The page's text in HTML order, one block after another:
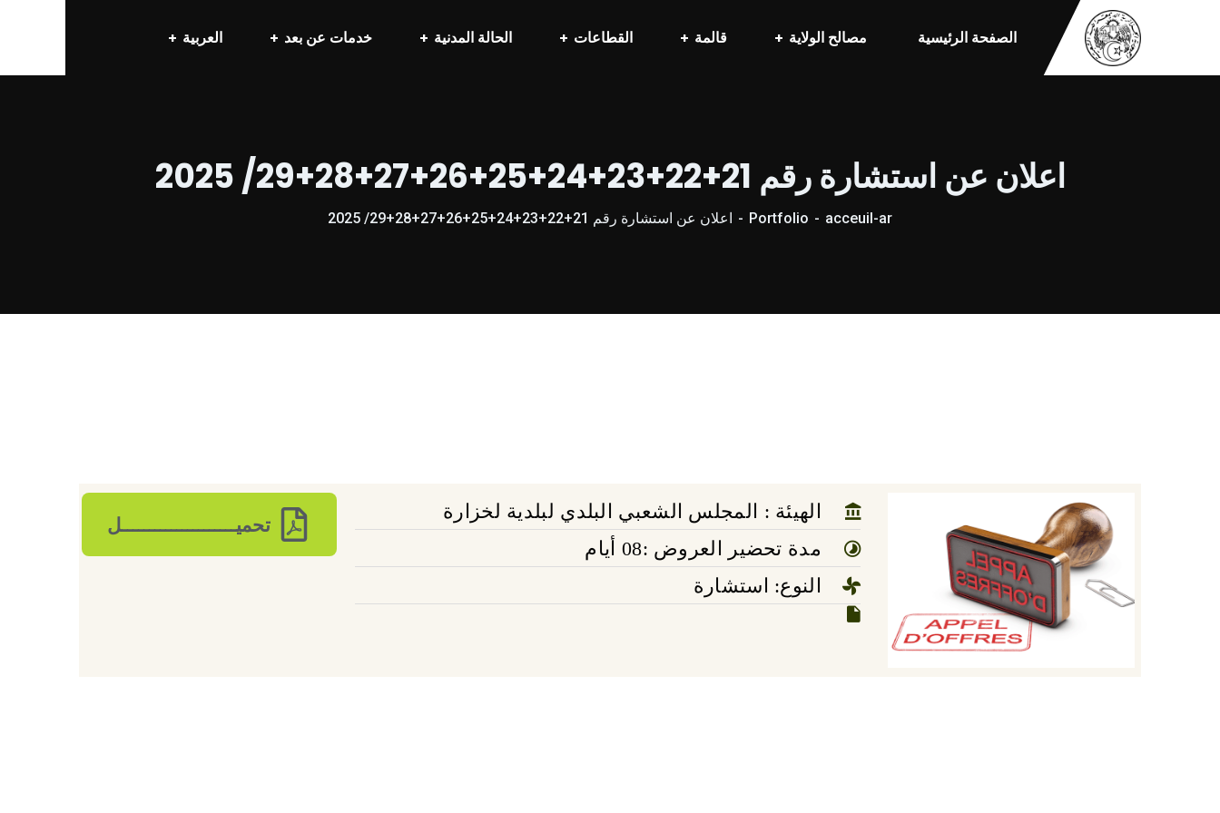
الصفحة الرئيسية مصالح الولاية قالمة القطاعات الحالة المدنية خدمات عن بعد العربية
اعلان عن استشارة رقم 21+22+23+24+25+26+27+28+29/ 2025
acceuil-ar
Portfolio اعلان عن استشارة رقم 21+22+23+24+25+26+27+28+29/ 2025
الهيئة : المجلس الشعبي البلدي لبلدية لخزارة
مدة تحضير العروض :08 أيام
النوع: استشارة
تحميـــــــــــــــــــــل